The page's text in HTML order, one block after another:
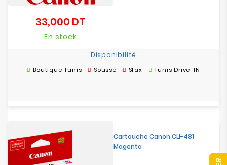
33,000 DT
En stock
Disponibilité
Boutique Tunis Sousse Sfax Tunis Drive-IN
Cartouche Canon CLI-481
Magenta